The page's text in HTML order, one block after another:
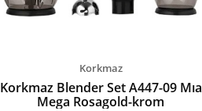
Korkmaz
Korkmaz Blender Set A447-09 Mıa
Mega Rosagold-krom